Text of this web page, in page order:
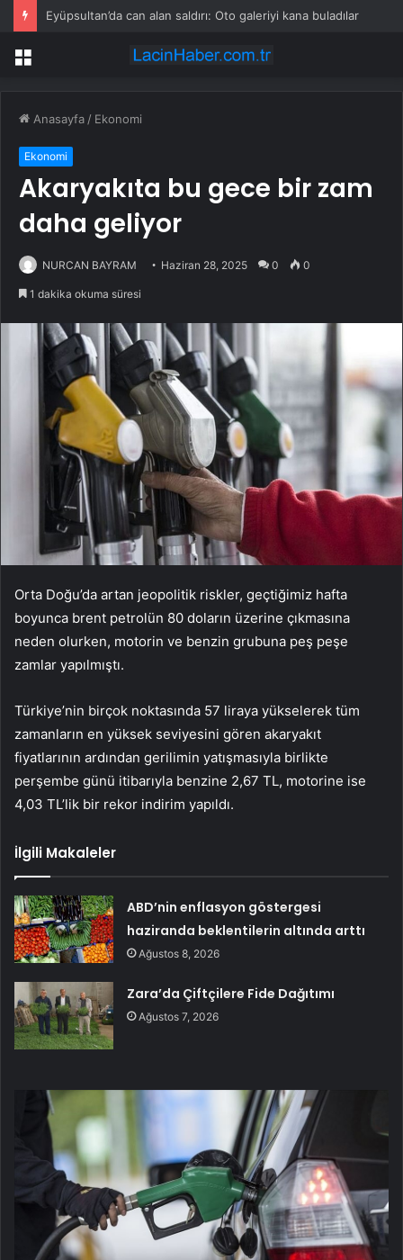
Eyüpsultan’da can alan saldırı: Oto galeriyi kana buladılar
Menü
Anasayfa / Ekonomi
Ekonomi
Akaryakıta bu gece bir zam
daha geliyor
NURCAN BAYRAM Haziran 28, 2025 0 0
1 dakika okuma süresi
Orta Doğu’da artan jeopolitik riskler, geçtiğimiz hafta
boyunca brent petrolün 80 doların üzerine çıkmasına
neden olurken, motorin ve benzin grubuna peş peşe
zamlar yapılmıştı.
Türkiye’nin birçok noktasında 57 liraya yükselerek tüm
zamanların en yüksek seviyesini gören akaryakıt
fiyatlarının ardından gerilimin yatışmasıyla birlikte
perşembe günü itibarıyla benzine 2,67 TL, motorine ise
4,03 TL’lik bir rekor indirim yapıldı.
İlgili Makaleler
ABD’nin enflasyon göstergesi
haziranda beklentilerin altında arttı
Ağustos 8, 2026
Zara’da Çiftçilere Fide Dağıtımı
Ağustos 7, 2026